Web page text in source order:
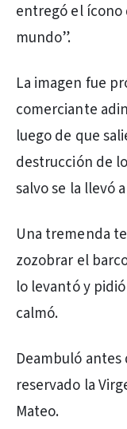
entregó el ícono
mundo”.
La imagen fue
comerciante
luego de que
destrucción de
salvo se la llevó
Una tremenda
zozobrar el
lo levantó y
calmó.
Deambuló
reservado la
Mateo.